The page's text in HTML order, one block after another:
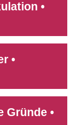
•
•
Gründe •